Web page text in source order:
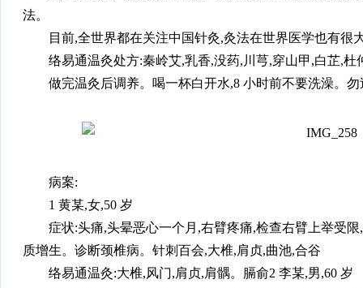
法。
目前,全世界都在关注中国针灸,灸法在世界医学也有很
络易通温灸处方:秦岭艾,乳香,没药,川芎,穿山甲,白芷,杜
做完温灸后调养。喝一杯白开水,8 小时前不要洗澡。
病案:
1 黄某,女,50 岁
症状:头痛,头晕恶心一个月,右臂疼痛,检查右臂上举受
质增生。诊断颈椎病。针刺百会,大椎,肩贞,曲池,合谷
络易通温灸:大椎,风门,肩贞,肩髃。膈俞2 李某,男,60 岁